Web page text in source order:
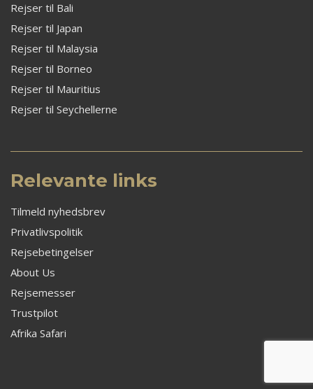
Rejser til Bali
Rejser til Japan
Rejser til Malaysia
Rejser til Borneo
Rejser til Mauritius
Rejser til Seychellerne
Relevante links
Tilmeld nyhedsbrev
Privatlivspolitik
Rejsebetingelser
About Us
Rejsemesser
Trustpilot
Afrika Safari